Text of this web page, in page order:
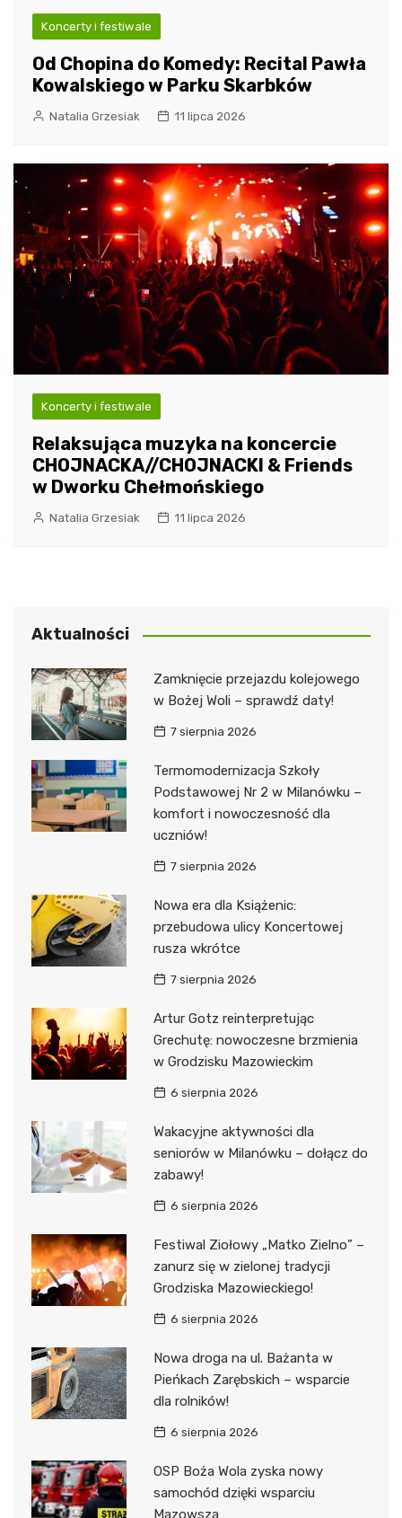
Koncerty i festiwale
Od Chopina do Komedy: Recital Pawła
Kowalskiego w Parku Skarbków
Natalia Grzesiak 11 lipca 2026
Koncerty i festiwale
Relaksująca muzyka na koncercie
CHOJNACKA//CHOJNACKI & Friends
w Dworku Chełmońskiego
Natalia Grzesiak 11 lipca 2026
Aktualności
Zamknięcie przejazdu kolejowego
w Bożej Woli – sprawdź daty!
7 sierpnia 2026
Termomodernizacja Szkoły
Podstawowej Nr 2 w Milanówku –
komfort i nowoczesność dla
uczniów!
7 sierpnia 2026
Nowa era dla Książenic:
przebudowa ulicy Koncertowej
rusza wkrótce
7 sierpnia 2026
Artur Gotz reinterpretując
Grechutę: nowoczesne brzmienia
w Grodzisku Mazowieckim
6 sierpnia 2026
Wakacyjne aktywności dla
seniorów w Milanówku – dołącz do
zabawy!
6 sierpnia 2026
Festiwal Ziołowy „Matko Zielno” –
zanurz się w zielonej tradycji
Grodziska Mazowieckiego!
6 sierpnia 2026
Nowa droga na ul. Bażanta w
Pieńkach Zarębskich – wsparcie
dla rolników!
6 sierpnia 2026
OSP Boża Wola zyska nowy
samochód dzięki wsparciu
Mazowsza